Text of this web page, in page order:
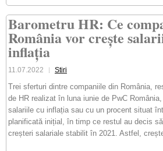
Barometru HR: Ce
România vor crește
inflația
11.07.2022 Stiri
Trei sferturi dintre companiile din România,
de HR realizat în luna iunie de PwC
salariile cu inflația sau cu un procent situat
planificată inițial, în timp ce restul au decis
creșteri salariale stabilit în 2021. Astfel,